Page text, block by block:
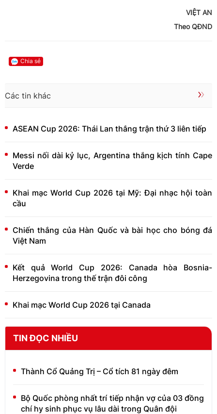
VIỆT AN
Theo QĐND
Chia sẻ
Các tin khác
ASEAN Cup 2026: Thái Lan thắng trận thứ 3 liên tiếp
Messi nối dài kỷ lục, Argentina thắng kịch tính Cape
Verde
Khai mạc World Cup 2026 tại Mỹ: Đại nhạc hội toàn
cầu
Chiến thắng của Hàn Quốc và bài học cho bóng đá
Việt Nam
Kết quả World Cup 2026: Canada hòa Bosnia-
Herzegovina trong thế trận đôi công
Khai mạc World Cup 2026 tại Canada
TIN ĐỌC NHIỀU
Thành Cổ Quảng Trị – Cổ tích 81 ngày đêm
Bộ Quốc phòng nhất trí tiếp nhận vợ của 03 đồng
chí hy sinh phục vụ lâu dài trong Quân đội